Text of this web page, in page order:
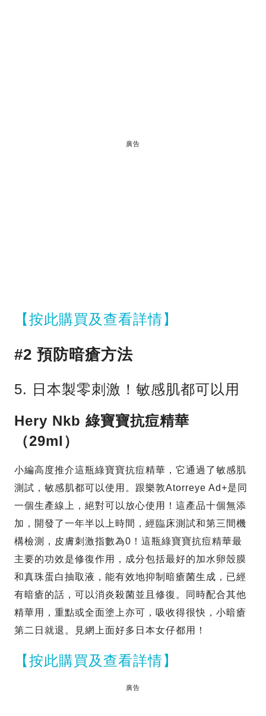
廣告
【按此購買及查看詳情】
#2 預防暗瘡方法
5. 日本製零刺激！敏感肌都可以用
Hery Nkb 綠寶寶抗痘精華
（29ml）
小編高度推介這瓶綠寶寶抗痘精華，它通過了敏感肌
測試，敏感肌都可以使用。跟樂敦Atorreye Ad+是同
一個生產線上，絕對可以放心使用！這產品十個無添
加，開發了一年半以上時間，經臨床測試和第三間機
構檢測，皮膚刺激指數為0！這瓶綠寶寶抗痘精華最
主要的功效是修復作用，成分包括最好的加水卵殼膜
和真珠蛋白抽取液，能有效地抑制暗瘡菌生成，已經
有暗瘡的話，可以消炎殺菌並且修復。同時配合其他
精華用，重點或全面塗上亦可，吸收得很快，小暗瘡
第二日就退。見網上面好多日本女仔都用！
【按此購買及查看詳情】
廣告